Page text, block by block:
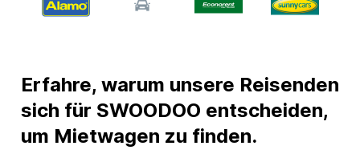
Erfahre, warum unsere Reisenden
sich für SWOODOO entscheiden,
um Mietwagen zu finden.